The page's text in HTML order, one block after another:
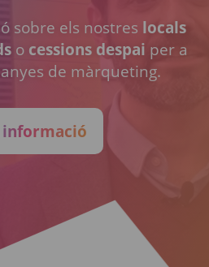
sobre els nostres locals
o cessions despai per a
de màrqueting.
informació